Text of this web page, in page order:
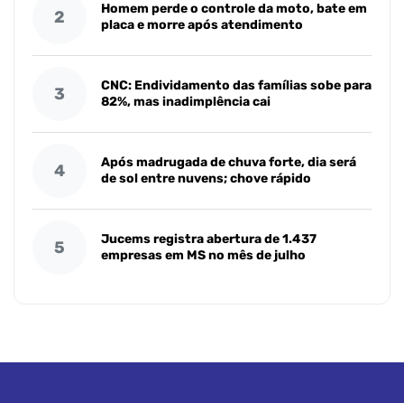
2
Homem perde o controle da moto, bate em
placa e morre após atendimento
3
CNC: Endividamento das famílias sobe para
82%, mas inadimplência cai
4
Após madrugada de chuva forte, dia será
de sol entre nuvens; chove rápido
5
Jucems registra abertura de 1.437
empresas em MS no mês de julho